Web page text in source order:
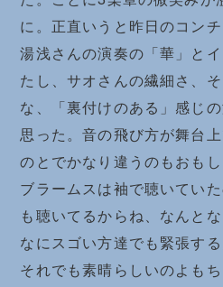
に。正直いうと昨日のコン
湯浅さんの演奏の「華」と
たし、サオさんの繊細さ、
な、「裏付けのある」感じ
思った。音の飛び方が舞台
のとでかなり違うのもおも
ブラームスは袖で聴いてい
も聴いてるからね、なんと
なにスゴい方達でも緊張す
それでも素晴らしいのよも